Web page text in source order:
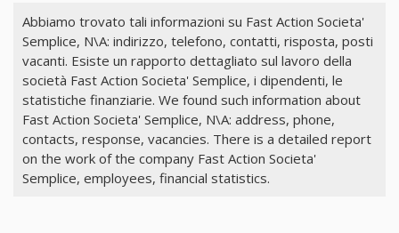
Abbiamo trovato tali informazioni su Fast Action Societa'
Semplice, N\A: indirizzo, telefono, contatti, risposta, posti
vacanti. Esiste un rapporto dettagliato sul lavoro della
società Fast Action Societa' Semplice, i dipendenti, le
statistiche finanziarie. We found such information about
Fast Action Societa' Semplice, N\A: address, phone,
contacts, response, vacancies. There is a detailed report
on the work of the company Fast Action Societa'
Semplice, employees, financial statistics.